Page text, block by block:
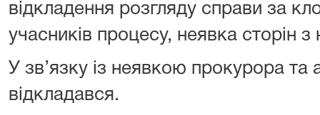
відкладення розгляду справи за
учасників процесу, неявка сторін
У зв’язку із неявкою прокурора
відкладався.